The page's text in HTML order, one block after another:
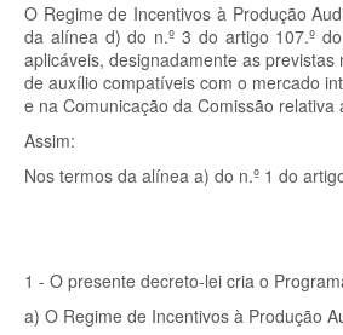
O Regime de Incentivos à Produção
da alínea d) do n.º 3 do artigo 107.º
aplicáveis, designadamente as previstas
de auxílio compatíveis com o mercado
e na Comunicação da Comissão
Assim:
Nos termos da alínea a) do n.º 1 do
1 - O presente decreto-lei cria o
a) O Regime de Incentivos à Produção